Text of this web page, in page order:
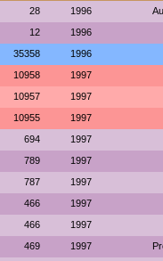
28 1996
12 1996
35358 1996
10958 1997
10957 1997
10955 1997
694 1997
789 1997
787 1997
466 1997
466 1997
469 1997